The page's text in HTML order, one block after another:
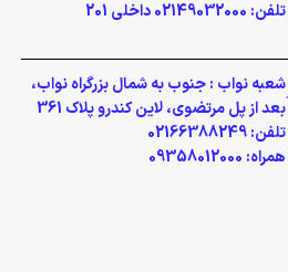
تلفن: 02149032000 داخلی 201
شعبه نواب : جنوب به شمال بزرگراه نواب،
بعد از پل مرتضوی، لاین کندرو پلاک 361
تلفن: 02166388249
همراه: 09358012000